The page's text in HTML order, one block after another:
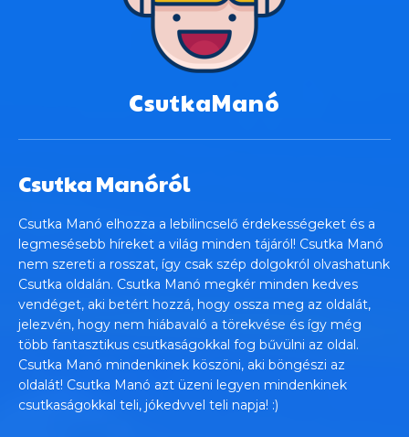
CsutkaManó
Csutka Manóról
Csutka Manó elhozza a lebilincselő érdekességeket és a
legmesésebb híreket a világ minden tájáról! Csutka Manó
nem szereti a rosszat, így csak szép dolgokról olvashatunk
Csutka oldalán. Csutka Manó megkér minden kedves
vendéget, aki betért hozzá, hogy ossza meg az oldalát,
jelezvén, hogy nem hiábavaló a törekvése és így még
több fantasztikus csutkaságokkal fog bűvülni az oldal.
Csutka Manó mindenkinek köszöni, aki böngészi az
oldalát! Csutka Manó azt üzeni legyen mindenkinek
csutkaságokkal teli, jókedvvel teli napja! :)